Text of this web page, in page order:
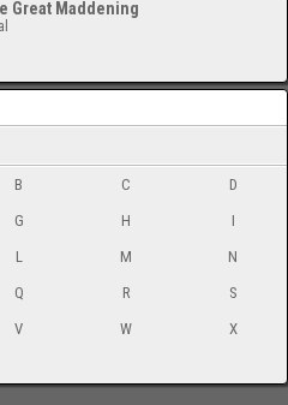
Great Maddening
B C
D
G H
I
L M
N
Q R
S
V W
X